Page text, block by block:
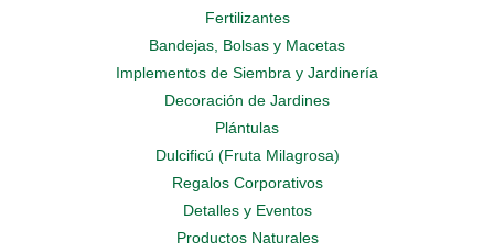
Fertilizantes
Bandejas, Bolsas y Macetas
Implementos de Siembra y Jardinería
Decoración de Jardines
Plántulas
Dulcificú (Fruta Milagrosa)
Regalos Corporativos
Detalles y Eventos
Productos Naturales